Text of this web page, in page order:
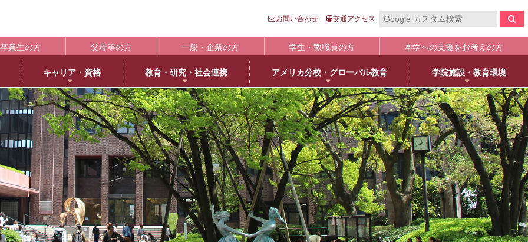
お問い合わせ 交通アクセス
卒業生の方 父母等の方 一般・企業の方 学生・教職員の方 本学への支援をお考えの方
キャンパス
交通アクセス
キャンパス紹介
内部質保証体制
大学評価
認証評価
自己点検・評価
大学情報の公表
IR（Institutional Research）情報
学校法人武庫川学院
武庫川学院創立80周年
高等教育の修学支援新制度について
共通教育
共通教育部
履修・成績
シラバス
履修便覧
成績評価
教員情報検索
日本語日本文学専攻
英語英米文学専攻
臨床心理学専攻
臨床教育学専攻
生活環境学専攻
食物栄養学専攻
建築学専攻
景観建築学専攻
薬科学専攻
看護学専攻
学生支援の概要
褒賞制度
修学支援新制度
奨学金制度
学寮
下宿・ワンルームマンション（武庫女エンタープライズ）
オフィスアワー
アルバイト
キャンパスライフ
売店・本/食堂・カフェ
キャンパスカレンダー
学友会・委員会
クラブ・同好会
学内ボランティア団体
武庫女Style
学費等納付金
キャリア・資格
資格取得
取得可能な資格
エクステンション講座
教員採用試験対策
編入
編入学について
大学院進学
大学院・専攻科入試ガイド
教育・研究・社会連携
ート
育成推進センター
イエンス・コモンズ
社会連携
社会連携推進センター
発達・臨床心理センター
子育てひろば
ブラウン・ライス・ウィーク
教育連携
MUKOJO ミライ☆ラボ
大学間教育研究連携
生涯学習
オープンカレッジ
大学院／専攻科紹介
科目等履修について
リカレント教育
MUKOnoa+
教員情報検索
アメリカ分校・グローバル教育
BLOG
教育学科アメリカ分校留学
薬学部アメリカ分校留学日記
国際センター
学院施設・教育環境
施設紹介
中央キャンパス
浜甲子園キャンパス
上甲子園キャンパス・甲子園会館
西宮北口キャンパス
武庫女ステーションキャンパス
北摂キャンパス・丹嶺学苑研修センター
アメリカ分校